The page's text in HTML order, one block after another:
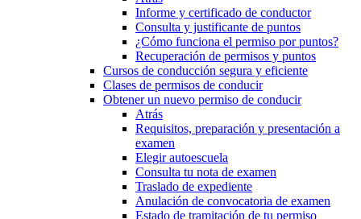
Informe y certificado de conductor
Consulta y justificante de puntos
¿Cómo funciona el permiso por puntos?
Recuperación de permisos y puntos
Cursos de conducción segura y eficiente
Clases de permisos de conducir
Obtener un nuevo permiso de conducir
Atrás
Requisitos, preparación y presentación a
examen
Elegir autoescuela
Consulta tu nota de examen
Traslado de expediente
Anulación de convocatoria de examen
Estado de tramitación de tu permiso